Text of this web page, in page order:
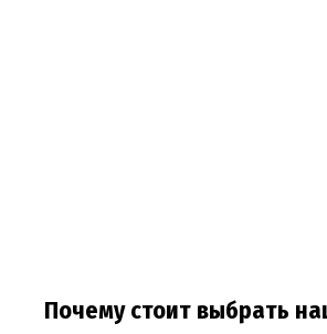
Почему стоит выбрать